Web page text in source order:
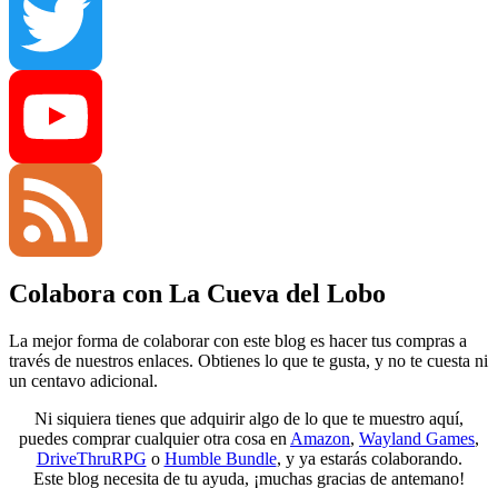
Tumblr
Twitter
YouTube
Channel
Feed
Colabora con La Cueva del Lobo
La mejor forma de colaborar con este blog es hacer tus compras a
través de nuestros enlaces. Obtienes lo que te gusta, y no te cuesta ni
un centavo adicional.
Ni siquiera tienes que adquirir algo de lo que te muestro aquí,
puedes comprar cualquier otra cosa en Amazon, Wayland Games,
DriveThruRPG o Humble Bundle, y ya estarás colaborando.
Este blog necesita de tu ayuda, ¡muchas gracias de antemano!